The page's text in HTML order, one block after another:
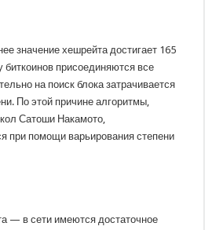
значение хешрейта достигает 165
биткоинов присоединяются все
на поиск блока затрачивается
По этой причине алгоритмы,
Сатоши Накамото,
при помощи варьирования степени
— в сети имеются достаточное